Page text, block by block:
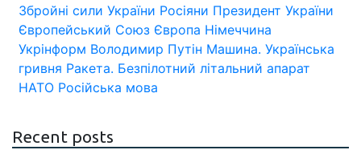
Збройні сили України Росіяни Президент України
Європейський Союз Європа Німеччина
Укрінформ Володимир Путін Машина. Українська
гривня Ракета. Безпілотний літальний апарат
НАТО Російська мова
Recent posts